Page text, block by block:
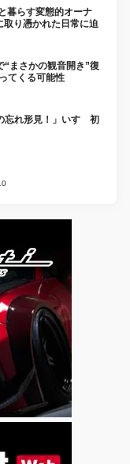
暮らす変態的オーナ
取り憑かれた日常に迫
“まさかの観音開き”復
てくる可能性
忘れ形見！」いすゞ初